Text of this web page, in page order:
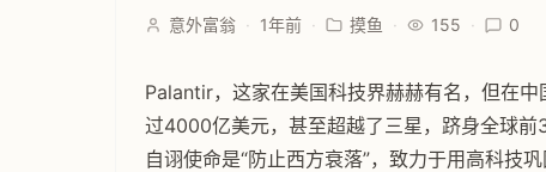
意外富翁 · 1年前 · 摸鱼 · 155 · 0
Palantir，这家在美国科技界赫赫有名，但在
过4000亿美元，甚至超越了三星，跻身全球前
自诩使命是“防止西方衰落”，致力于用高科技